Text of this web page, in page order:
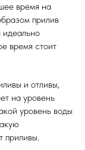
время на
прилив
идеально
время стоит
и отливы,
на уровень
уровень воды
приливы.